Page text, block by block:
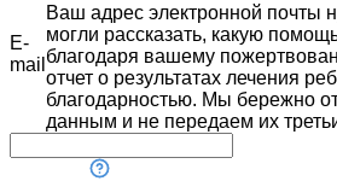
E-
mail
Ваш адрес электронной почты
могли рассказать, какую
благодаря вашему
отчет о результатах лечения
благодарностью. Мы бережно
данным и не передаем их